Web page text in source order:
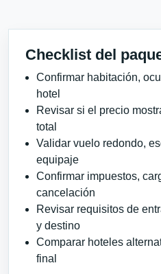
Checklist del
Confirmar habitación,
hotel
Revisar si el precio
total
Validar vuelo redondo,
equipaje
Confirmar impuestos,
cancelación
Revisar requisitos de
y destino
Comparar hoteles
final